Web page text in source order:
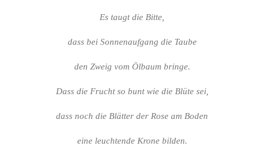
Es taugt die Bitte,
dass bei Sonnenaufgang die Taube
den Zweig vom Ölbaum bringe.
Dass die Frucht so bunt wie die Blüte sei,
dass noch die Blätter der Rose am Boden
eine leuchtende Krone bilden.